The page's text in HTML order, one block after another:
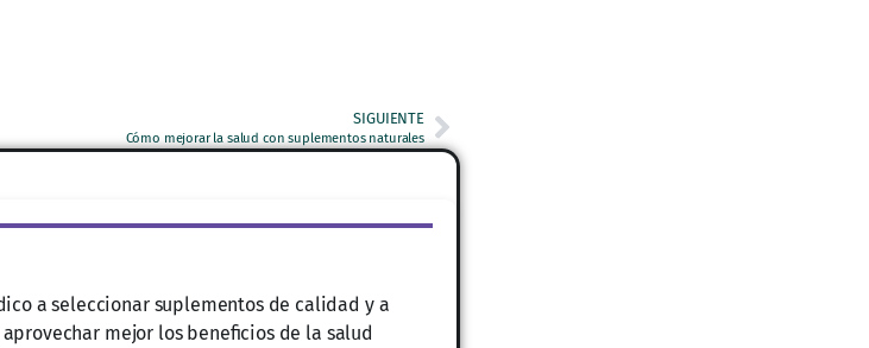
SIGUIENTE
Cómo mejorar la salud con suplementos naturales
a seleccionar suplementos de calidad y a
mejor los beneficios de la salud